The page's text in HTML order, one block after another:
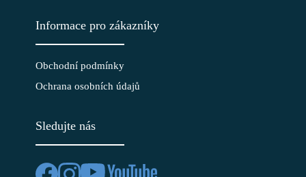
Informace pro zákazníky
Obchodní podmínky
Ochrana osobních údajů
Sledujte nás